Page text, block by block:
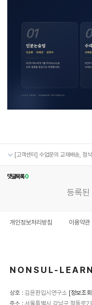
[고객센터] 수업문의 교재배송, 첨
댓글목록0
등록
개인정보처리방침 이용약관
NONSUL-LEARN
상호 : 김윤환입시연구소 [정보조
주소 : 서울특별시 강남구 학동로